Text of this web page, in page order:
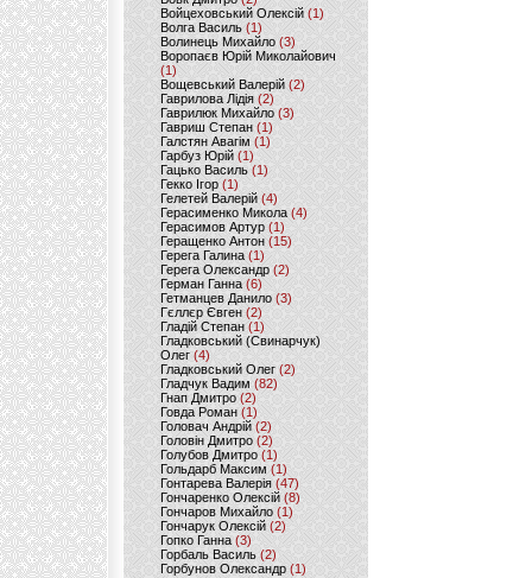
Войцеховський Олексій(1)
Волга Василь (1)
Волинець Михайло (3)
Воропаєв Юрій Миколайович
(1)
Вощевський Валерій(2)
Гаврилова Лідія (2)
Гаврилюк Михайло (3)
Гавриш Степан (1)
Галстян Авагім (1)
Гарбуз Юрій (1)
Гацько Василь (1)
Гекко Ігор(1)
Гелетей Валерій (4)
Герасименко Микола (4)
Герасимов Артур (1)
Геращенко Антон(15)
Герега Галина (1)
Герега Олександр (2)
Герман Ганна (6)
Гетманцев Данило (3)
Гєллєр Євген (2)
Гладій Степан(1)
Гладковський (Свинарчук)
Олег (4)
Гладковський Олег (2)
Гладчук Вадим (82)
Гнап Дмитро (2)
Говда Роман(1)
Головач Андрій (2)
Головін Дмитро (2)
Голубов Дмитро (1)
Гольдарб Максим(1)
Гонтарева Валерія (47)
Гончаренко Олексій(8)
Гончаров Михайло (1)
Гончарук Олексій (2)
Гопко Ганна (3)
Горбаль Василь (2)
Горбунов Олександр (1)